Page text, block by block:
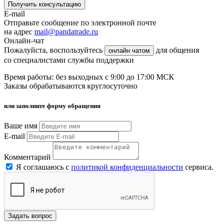
Получить консультацию
E-mail
Отправьте сообщение по электронной почте
на адрес mail@pandatrade.ru
Онлайн-чат
Пожалуйста, воспользуйтесь
онлайн чатом
для общения
со специалистами службы поддержки
Время работы: без выходных с 9:00 до 17:00 МСК
Заказы обрабатываются круглосуточно
или заполните форму обращения
Ваше имя
E-mail
Комментарий
Я соглашаюсь с политикой конфиденциальности сервиса.
Задать вопрос